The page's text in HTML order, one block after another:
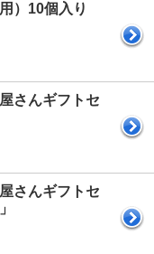
）10個入り
さんギフトセ
さんギフトセ